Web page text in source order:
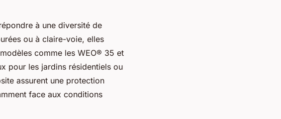
à une diversité de
ou à claire-voie, elles
comme les WEO® 35 et
pour les jardins résidentiels ou
assurent une protection
face aux conditions